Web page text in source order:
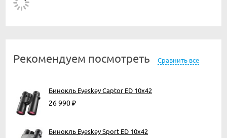
Рекомендуем посмотреть Сравнить все
Бинокль Eyeskey Captor ED 10x42
26 990₽
Бинокль Eyeskey Sport ED 10x42